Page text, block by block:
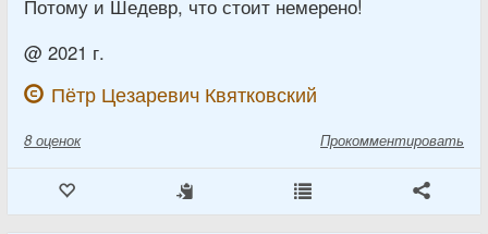
Потому и Шедевр, что стоит немерено!
@ 2021 г.
Пётр Цезаревич Квятковский
8 оценок Прокомментировать